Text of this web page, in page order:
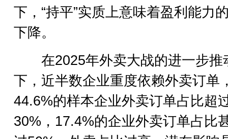
下，“持平”实质上意味着盈利能力
下降。
在2025年外卖大战的进一步推
下，近半数企业重度依赖外卖订单
44.6%的样本企业外卖订单占比超
30%，17.4%的企业外卖订单占比